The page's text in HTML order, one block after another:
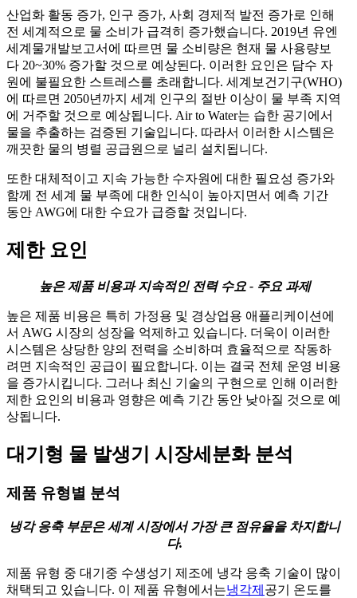
산업화 활동 증가, 인구 증가, 사회 경제적 발전 증가로 인해
전 세계적으로 물 소비가 급격히 증가했습니다. 2019년 유엔
세계물개발보고서에 따르면 물 소비량은 현재 물 사용량보
다 20~30% 증가할 것으로 예상된다. 이러한 요인은 담수 자
원에 불필요한 스트레스를 초래합니다. 세계보건기구(WHO)
에 따르면 2050년까지 세계 인구의 절반 이상이 물 부족 지역
에 거주할 것으로 예상됩니다. Air to Water는 습한 공기에서
물을 추출하는 검증된 기술입니다. 따라서 이러한 시스템은
깨끗한 물의 병렬 공급원으로 널리 설치됩니다.
또한 대체적이고 지속 가능한 수자원에 대한 필요성 증가와
함께 전 세계 물 부족에 대한 인식이 높아지면서 예측 기간
동안 AWG에 대한 수요가 급증할 것입니다.
제한 요인
높은 제품 비용과 지속적인 전력 수요 - 주요 과제
높은 제품 비용은 특히 가정용 및 경상업용 애플리케이션에
서 AWG 시장의 성장을 억제하고 있습니다. 더욱이 이러한
시스템은 상당한 양의 전력을 소비하며 효율적으로 작동하
려면 지속적인 공급이 필요합니다. 이는 결국 전체 운영 비용
을 증가시킵니다. 그러나 최신 기술의 구현으로 인해 이러한
제한 요인의 비용과 영향은 예측 기간 동안 낮아질 것으로 예
상됩니다.
대기형 물 발생기 시장세분화 분석
제품 유형별 분석
냉각 응축 부문은 세계 시장에서 가장 큰 점유율을 차지합니
다.
제품 유형 중 대기중 수생성기 제조에 냉각 응축 기술이 많이
채택되고 있습니다. 이 제품 유형에서는냉각제 공기 온도를